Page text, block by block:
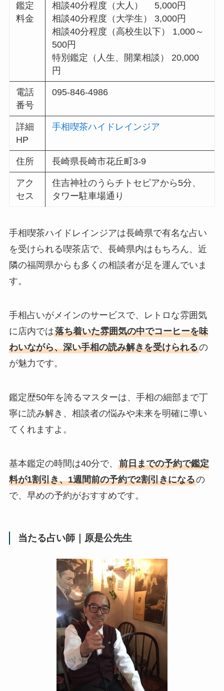
鑑定
料金
相談40分程度（大人） 5,000円
相談40分程度（大学生） 3,000円
相談40分程度（高校生以下） 1,000～
500円
特別鑑定（人生、開業相談） 20,000
円
電話
番号
095-846-4986
詳細
HP
手相喫茶ハイドレインジア
住所 長崎県長崎市花丘町3-9
アク
セス
住吉神社のうらチトセピアから5分、
タワー駐車場通り
手相喫茶ハイドレインジアは長崎県で有名な占い
を受けられる喫茶店で、長崎県内はもちろん、近
隣の福岡県からも多くの相談者が足を運んでいま
す。
手相占いがメインのサービスで、レトロな雰囲気
に店内では落ち着いた雰囲気の中でコーヒーを味
わいながら、深い手相の読み解きを受けられるの
が魅力です。
鑑定歴50年を誇るマスターは、手相の細部まで丁
寧に読み解き、相談者の悩みや未来を明確に導い
てくれますよ。
基本鑑定の時間は40分で、 前日までの予約で鑑定
料が1割引き、1週間前の予約で2割引きになるの
で、早めの予約がおすすめです。
当たる占い師｜原是公先生